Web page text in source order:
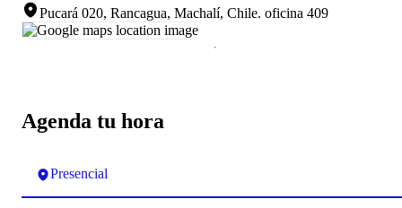
Agenda tu hora
Presencial
Pucará 020, Rancagua, Machalí, Chile. oficina 409